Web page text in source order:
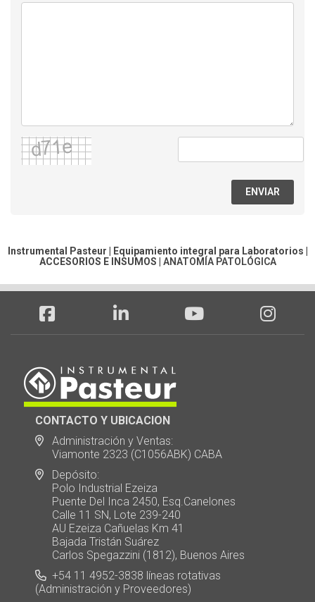
ENVIAR
Instrumental Pasteur | Equipamiento integral para Laboratorios |
ACCESORIOS E INSUMOS
ANATOMÍA PATOLÓGICA
CONTACTO Y UBICACION
Administración y Ventas:
Viamonte 2323 (C1056ABK) CABA
Depósito:
Polo Industrial Ezeiza
Puente Del Inca 2450, Esq.Canelones
Calle 11 SN, Lote 239-240
AU Ezeiza Cañuelas Km 41
Bajada Tristán Suárez
Carlos Spegazzini (1812), Buenos Aires
+54 11 4952-3838 líneas rotativas
(Administración y Proveedores)